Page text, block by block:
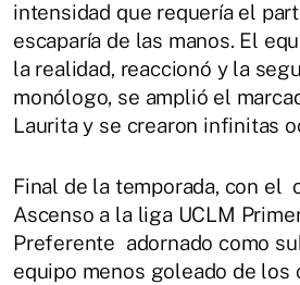
intensidad que requería el
escaparía de las manos. El
la realidad, reaccionó y la
monólogo, se amplió el
Laurita y se crearon infinitas
Final de la temporada, con el
Ascenso a la liga UCLM
Preferente adornado como
equipo menos goleado de los